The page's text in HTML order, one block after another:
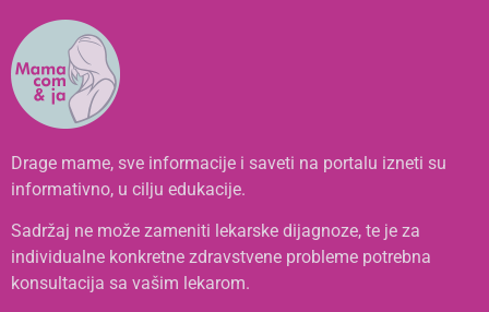
Drage mame, sve informacije i saveti na portalu izneti su
informativno, u cilju edukacije.
Sadržaj ne može zameniti lekarske dijagnoze, te je za
individualne konkretne zdravstvene probleme potrebna
konsultacija sa vašim lekarom.